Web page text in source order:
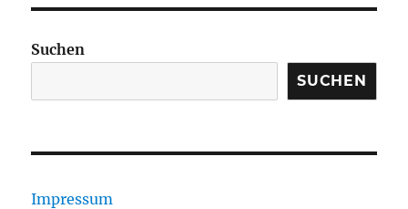
Suchen
SUCHEN
Impressum